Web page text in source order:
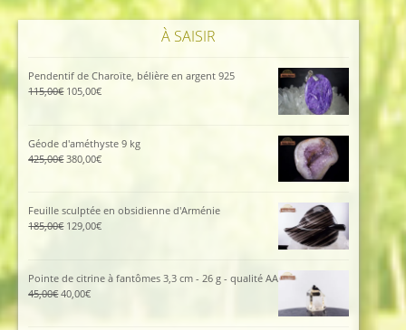
À SAISIR
Pendentif de Charoïte, bélière en argent 925
115,00€ Le
était :
115,00€.
105,00€Le
105,00€.
Géode d'améthyste 9 kg
425,00€ Le
425,00€.
380,00€Le
380,00€.
Feuille sculptée en obsidienne d'Arménie
185,00€ Le
185,00€.
129,00€Le
est :
129,00€.
Pointe de citrine à fantômes 3,3 cm - 26 g - qualité AA
45,00€Le
40,00€Le